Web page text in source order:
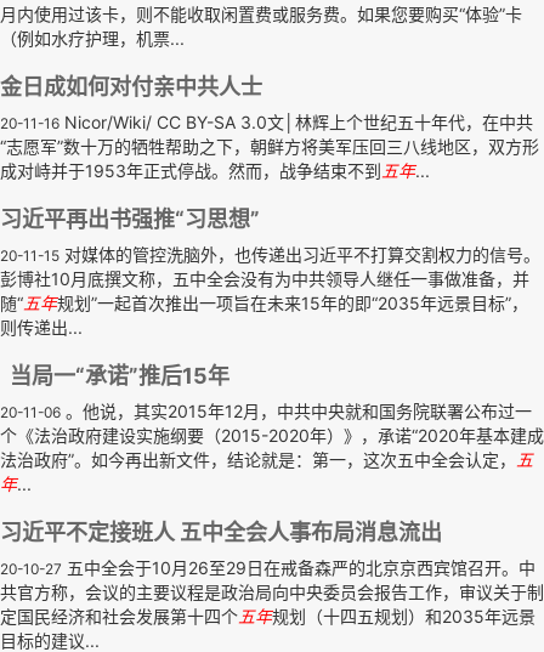
月内使用过该卡，则不能收取闲置费或服务费。如果您要购买“体验”卡
（例如水疗护理，机票...
金日成如何对付亲中共人士
20-11-16 Nicor/Wiki/ CC BY-SA 3.0文│林辉上个世纪五十年代，在中共
“志愿军”数十万的牺牲帮助之下，朝鲜方将美军压回三八线地区，双方形
成对峙并于1953年正式停战。然而，战争结束不到 五年...
习近平再出书强推“习思想”
20-11-15 对媒体的管控洗脑外，也传递出习近平不打算交割权力的信号。
彭博社10月底撰文称，五中全会没有为中共领导人继任一事做准备，并
随“ 五年规划”一起首次推出一项旨在未来15年的即“2035年远景目标”，
则传递出...
当局一“承诺”推后15年
20-11-06 。他说，其实2015年12月，中共中央就和国务院联署公布过一
个《法治政府建设实施纲要（2015-2020年）》，承诺“2020年基本建成
法治政府”。如今再出新文件，结论就是：第一，这次五中全会认定，
五
年...
习近平不定接班人 五中全会人事布局消息流出
20-10-27 五中全会于10月26至29日在戒备森严的北京京西宾馆召开。中
共官方称，会议的主要议程是政治局向中央委员会报告工作，审议关于制
定国民经济和社会发展第十四个 五年规划（十四五规划）和2035年远景
目标的建议...